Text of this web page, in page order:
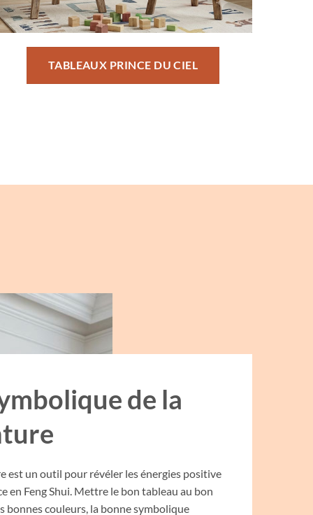
TABLEAUX PRINCE DU CIEL
de la
est un outil pour révéler les énergies positive
en Feng Shui. Mettre le bon tableau au bon
bonnes couleurs, la bonne symbolique